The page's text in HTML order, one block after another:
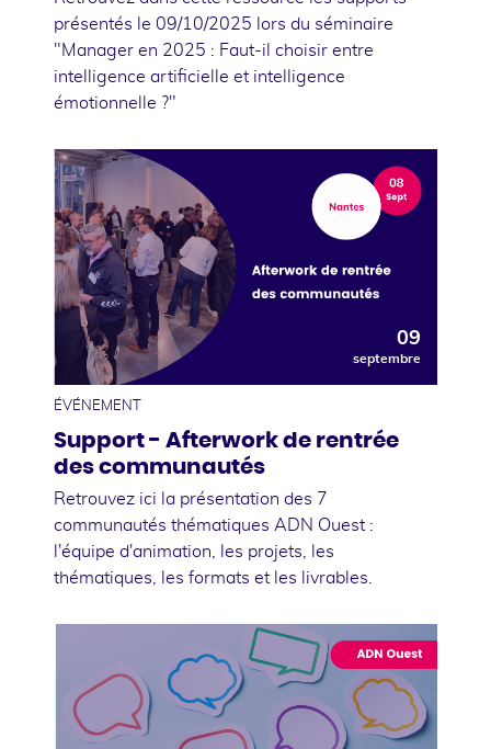
présentés le 09/10/2025 lors du séminaire
"Manager en 2025 : Faut-il choisir entre
intelligence artificielle et intelligence
émotionnelle ?"
09
septembre
ÉVÉNEMENT
Support - Afterwork de rentrée
des communautés
Retrouvez ici la présentation des 7
communautés thématiques ADN Ouest :
l'équipe d'animation, les projets, les
thématiques, les formats et les livrables.